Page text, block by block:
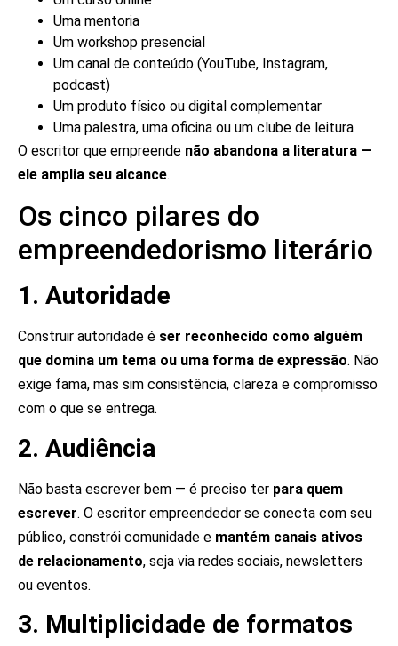
Uma mentoria
Um workshop presencial
Um canal de conteúdo (YouTube, Instagram,
podcast)
Um produto físico ou digital complementar
Uma palestra, uma oficina ou um clube de leitura
O escritor que empreende não abandona a literatura —
ele amplia seu alcance.
Os cinco pilares do
empreendedorismo literário
1. Autoridade
Construir autoridade é ser reconhecido como alguém
que domina um tema ou uma forma de expressão. Não
exige fama, mas sim consistência, clareza e compromisso
com o que se entrega.
2. Audiência
Não basta escrever bem — é preciso ter para quem
escrever. O escritor empreendedor se conecta com seu
público, constrói comunidade e mantém canais ativos
de relacionamento, seja via redes sociais, newsletters
ou eventos.
3. Multiplicidade de formatos